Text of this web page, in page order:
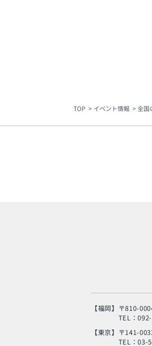
TOP イベント情報 全国
【福岡】 〒810-
TEL：
【東京】 〒141-
TEL：03-